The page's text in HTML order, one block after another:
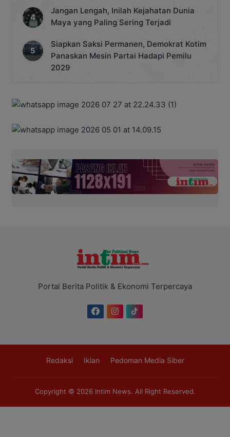
Jangan Lengah, Inilah Kejahatan Dunia
Maya yang Paling Sering Terjadi
Siapkan Saksi Permanen, Demokrat Kotim
Panaskan Mesin Partai Hadapi Pemilu
2029
Portal Berita Politik & Ekonomi Terpercaya
Redaksi Iklan Pedoman Media Siber
Copyright © 2026 Intim News. All Right Reserved.